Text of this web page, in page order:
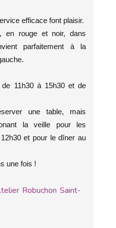
efficace font plaisir.
en rouge et noir, dans
parfaitement à la
11h30 à 15h30 et de
une table, mais
la veille pour les
et pour le dîner au
une fois !
Robuchon Saint-